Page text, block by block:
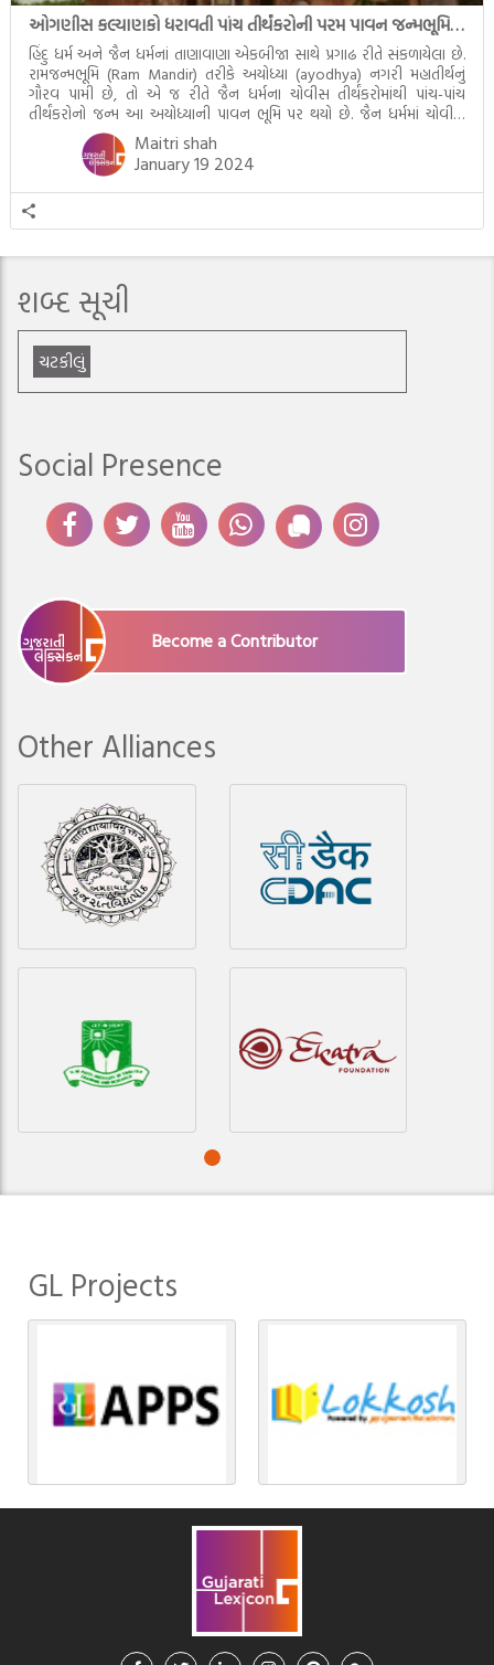
ઓગણીસ કલ્યાણકો ધરાવતી પાંચ તીર્થંકરોની પરમ પાવન જન્મભૂમિ – અયોધ્યા (Ayodhya)
હિંદુ ધર્મ અને જૈન ધર્મનાં તાણાવાણા એકબીજા સાથે પ્રગાઢ રીતે સંકળાયેલા છે.
રામજન્મભૂમિ (Ram Mandir) તરીકે અયોધ્યા (ayodhya) નગરી મહાતીર્થનું
ગૌરવ પામી છે, તો એ જ રીતે જૈન ધર્મના ચોવીસ તીર્થંકરોમાંથી પાંચ-પાંચ
તીર્થંકરોનો જન્મ આ અયોધ્યાની પાવન ભૂમિ પર થયો છે. જૈન ધર્મમાં ચોવીસ
તીર્થંકરોમાંથી પાંચ-પાંચ તીર્થંકરોનાં કલ્યાણકો અહીં આવ્યાં છે. દરેક તીર્થંકરના
જીવનની ચ્યવન(માતાના […]
Maitri shah
January 19 2024
શબ્દ સૂચી
ચટકીલું
Social Presence
Become a Contributor
Other Alliances
GL Projects